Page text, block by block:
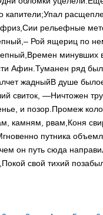
капители;Упал
Сии рельефные
– Рой ящериц по
Времен минувших
Афин. Туманен ряд
жадныйВ душе
свиток, —Ничтожен
и позор. Промеж
камням, рвам, Коня
путника
он путь сюда
Покой свой тихий